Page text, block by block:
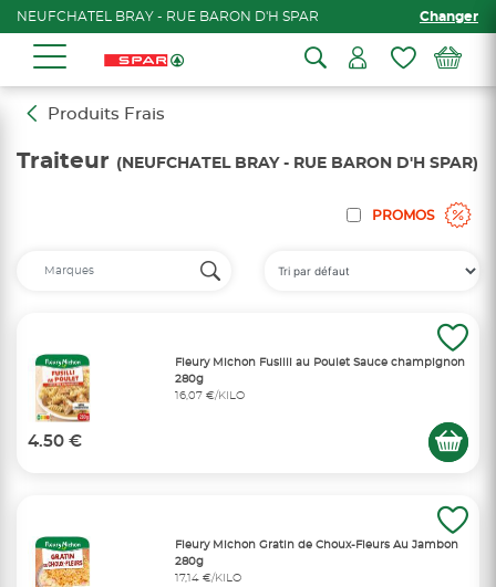
NEUFCHATEL BRAY - RUE BARON D'H SPAR Changer
Produits Frais
Traiteur (NEUFCHATEL BRAY - RUE BARON D'H SPAR)
PROMOS
Fleury Michon Fusilli au Poulet Sauce champignon
280g
16,07 €/KILO
4.50 €
Fleury Michon Gratin de Choux-Fleurs Au Jambon
280g
17,14 €/KILO